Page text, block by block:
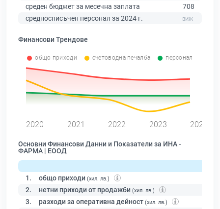
среден бюджет за месечна заплата
708
средносписъчен персонал за 2024 г.
Финансови Трендове
общо приходи счетоводна печалба персонал
2020 2021 2022 2023 2024
Основни Финансови Данни и Показатели за ИНА -
ФАРМА | ЕООД
1. общо приходи (хил. лв.)
2. нетни приходи от продажби (хил. лв.)
3. разходи за оперативна дейност (хил. лв.)